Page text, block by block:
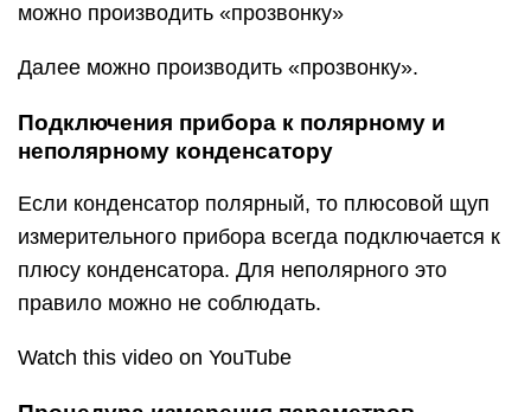
можно производить «прозвонку»
Далее можно производить «прозвонку».
Подключения прибора к полярному и
неполярному конденсатору
Если конденсатор полярный, то плюсовой щуп
измерительного прибора всегда подключается к
плюсу конденсатора. Для неполярного это
правило можно не соблюдать.
Watch this video on YouTube